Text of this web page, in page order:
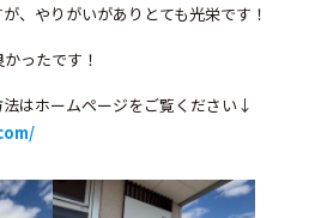
、やりがいがありとても光栄です！
ったです！
はホームページをご覧ください↓